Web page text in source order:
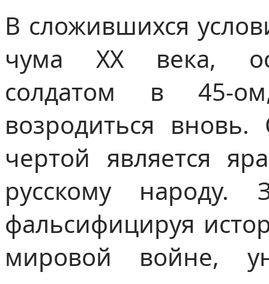
В сложившихся
чума XX века,
солдатом в 45-
возродиться вновь.
чертой является
русскому народу.
фальсифицируя
мировой войне,